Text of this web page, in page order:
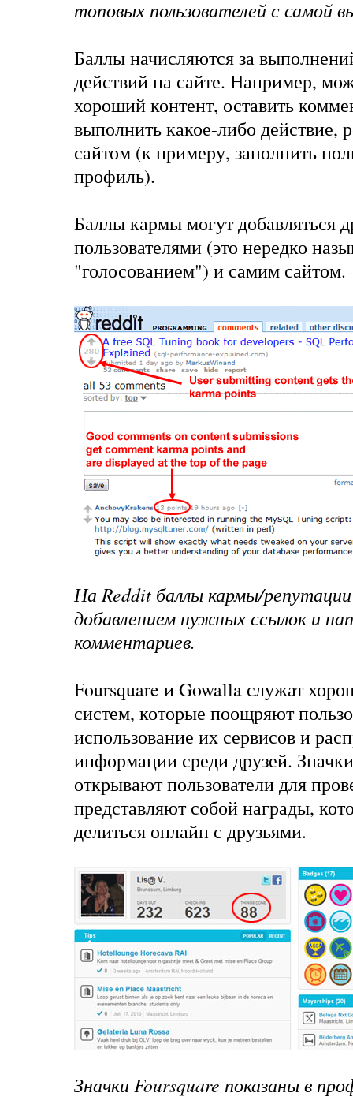
топовых пользователей с самой
Баллы начисляются за
действий на сайте. Например,
хороший контент, оставить
выполнить какое-либо действие,
сайтом (к примеру, заполнить
профиль).
Баллы кармы могут добавляться
пользователями (это нередко
"голосованием") и самим сайтом.
На Reddit баллы кармы/
добавлением нужных ссылок и
комментариев.
Foursquare и Gowalla служат
систем, которые поощряют
использование их сервисов и
информации среди друзей. Значки
открывают пользователи для
представляют собой награды,
делиться онлайн с друзьями.
Значки Foursquare показаны в